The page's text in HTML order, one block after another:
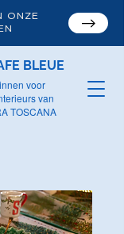
ONZE
BLEUE
voor
van
TOSCANA